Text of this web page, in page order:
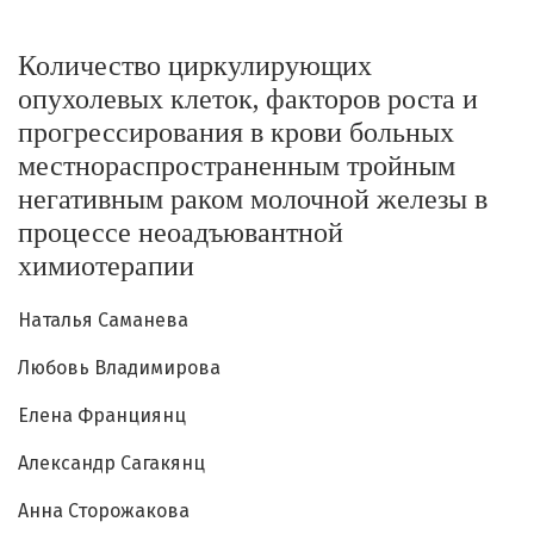
Количество циркулирующих
опухолевых клеток, факторов роста и
прогрессирования в крови больных
местнораспространенным тройным
негативным раком молочной железы в
процессе неоадъювантной
химиотерапии
Наталья Саманева
Любовь Владимирова
Елена Франциянц
Александр Сагакянц
Анна Сторожакова